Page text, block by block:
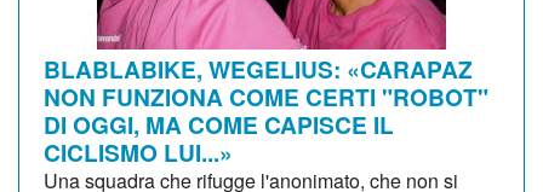
BLABLABIKE, WEGELIUS: «CARAPAZ
NON FUNZIONA COME CERTI "ROBOT"
DI OGGI, MA COME CAPISCE IL
CICLISMO LUI...»
Una squadra che rifugge l'anonimato, che non si